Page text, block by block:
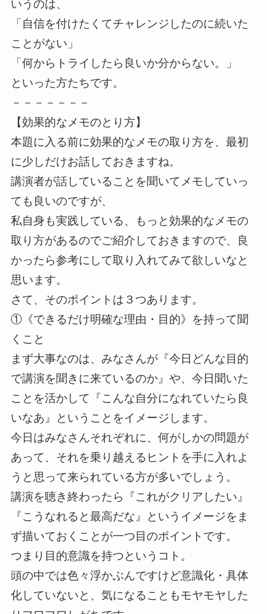
いうのは、
「自信を付けたくてチャレンジしたのに続いた
ことがない」
「何からトライしたら良いか分からない。」
といった方たちです。
－－－－－－－
【効果的なメモのとり方】
本題に入る前に効果的なメモの取り方を、最初
に少しだけお話しておきますね。
講演者が話していることを聞いてメモしていっ
ても良いのですが、
私自身も実践している、もっと効果的なメモの
取り方があるのでご紹介しておきますので、良
かったら参考にして取り入れてみて欲しいなと
思います。
さて、そのポイントは３つあります。
①《できるだけ明確な理由・目的》を持って聞
くこと
まず大事なのは、みなさんが『今日どんな目的
で講演を聞きに来ているのか』や、今日聞いた
ことを活かして『こんな自分になれていたら良
いなあ』ということをイメージします。
今日はみなさんそれぞれに、何がしかの問題が
あって、それを乗り越えるヒントを手に入れよ
うと思って来られている方が多いでしょう。
講演を聴き終わったら『これがクリアしたい』
『こうなれると最高だな』というイメージをま
ず描いておくことが一つ目のポイントです。
つまり目的意識を持つというコト。
頭の中では色々浮かぶんですけど意識化・具体
化していないと、気になることもモヤモヤした